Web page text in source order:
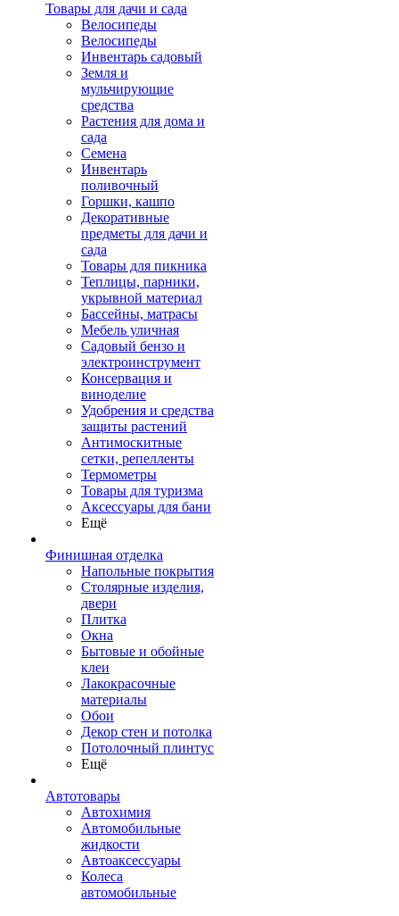
Товары для дачи и сада
Велосипеды
Велосипеды
Инвентарь садовый
Земля и
мульчирующие
средства
Растения для дома и
сада
Семена
Инвентарь
поливочный
Горшки, кашпо
Декоративные
предметы для дачи и
сада
Товары для пикника
Теплицы, парники,
укрывной материал
Бассейны, матрасы
Мебель уличная
Садовый бензо и
электроинструмент
Консервация и
виноделие
Удобрения и средства
защиты растений
Антимоскитные
сетки, репелленты
Термометры
Товары для туризма
Аксессуары для бани
Ещё
Финишная отделка
Напольные покрытия
Столярные изделия,
двери
Плитка
Окна
Бытовые и обойные
клеи
Лакокрасочные
материалы
Обои
Декор стен и потолка
Потолочный плинтус
Ещё
Автотовары
Автохимия
Автомобильные
жидкости
Автоаксессуары
Колеса
автомобильные